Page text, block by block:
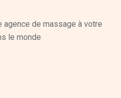
agence de massage à votre
le monde